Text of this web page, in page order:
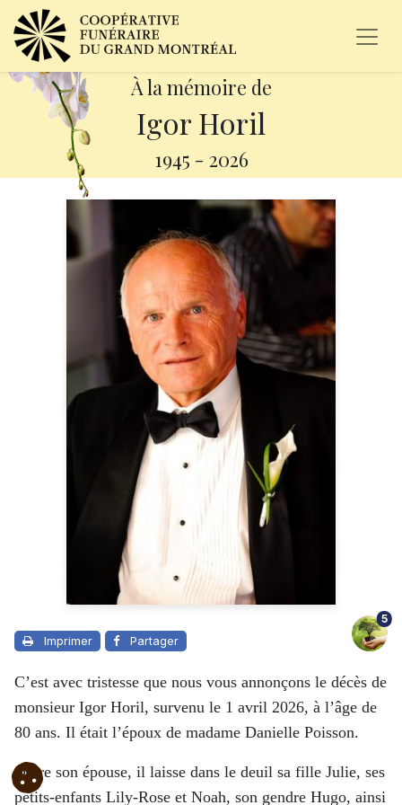
À la mémoire de
Igor Horil
1945 - 2026
Imprimer Partager
5
C’est avec tristesse que nous vous annonçons le décès de
monsieur Igor Horil, survenu le 1 avril 2026, à l’âge de
80 ans. Il était l’époux de madame Danielle Poisson.
Outre son épouse, il laisse dans le deuil sa fille Julie, ses
petits-enfants Lily-Rose et Noah, son gendre Hugo, ainsi